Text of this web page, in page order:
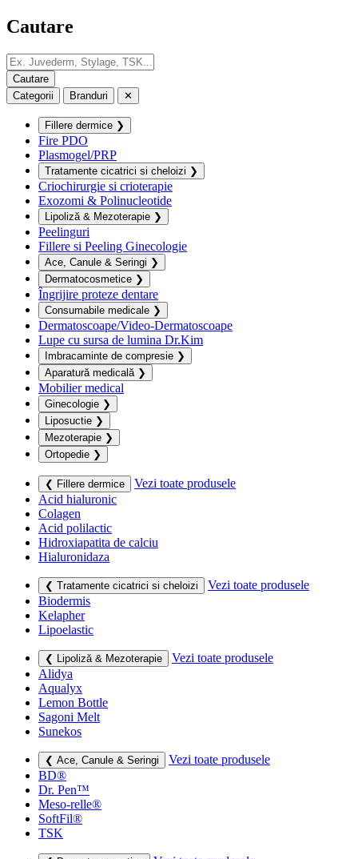
Cautare
Categorii Branduri ✕
Fillere dermice ❯
Fire PDO
Plasmogel/PRP
Tratamente cicatrici si cheloizi ❯
Criochirurgie si crioterapie
Exozomi & Polinucleotide
Lipoliză & Mezoterapie ❯
Peelinguri
Fillere si Peeling Ginecologie
Ace, Canule & Seringi ❯
Dermatocosmetice ❯
Îngrijire proteze dentare
Consumabile medicale ❯
Dermatoscoape/Video-Dermatoscoape
Lupe cu sursa de lumina Dr.Kim
Imbracaminte de compresie ❯
Aparatură medicală ❯
Mobilier medical
Ginecologie ❯
Liposuctie ❯
Mezoterapie ❯
Ortopedie ❯
❮ Fillere dermice
Vezi toate produsele
Acid hialuronic
Colagen
Acid polilactic
Hidroxiapatita de calciu
Hialuronidaza
❮ Tratamente cicatrici si cheloizi
Vezi toate produsele
Biodermis
Kelapher
Lipoelastic
❮ Lipoliză & Mezoterapie
Vezi toate produsele
Alidya
Aqualyx
Lemon Bottle
Sagoni Melt
Sunekos
❮ Ace, Canule & Seringi
Vezi toate produsele
BD®
Dr. Pen™
Meso-relle®
SoftFil®
TSK